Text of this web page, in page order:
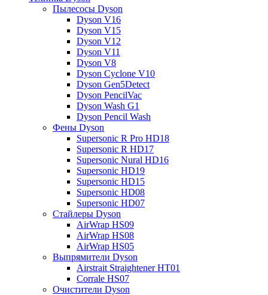
Пылесосы Dyson
Dyson V16
Dyson V15
Dyson V12
Dyson V11
Dyson V8
Dyson Cyclone V10
Dyson Gen5Detect
Dyson PencilVac
Dyson Wash G1
Dyson Pencil Wash
Фены Dyson
Supersonic R Pro HD18
Supersonic R HD17
Supersonic Nural HD16
Supersonic HD19
Supersonic HD15
Supersonic HD08
Supersonic HD07
Стайлеры Dyson
AirWrap HS09
AirWrap HS08
AirWrap HS05
Выпрямители Dyson
Airstrait Straightener HT01
Corrale HS07
Очистители Dyson